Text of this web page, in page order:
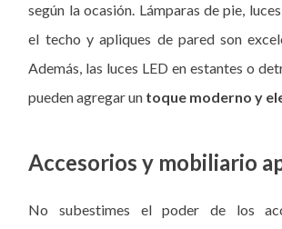
según la ocasión. Lámparas de pie,
el techo y apliques de pared son
Además, las luces LED en estantes o
pueden agregar un toque moderno y
Accesorios y mobiliario
No subestimes el poder de los